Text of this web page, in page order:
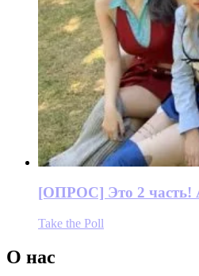
[ОПРОС] Это 2 часть!
Take the Poll
О нас